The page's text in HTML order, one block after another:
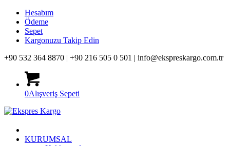
Hesabım
Ödeme
Sepet
Kargonuzu Takip Edin
+90 532 364 8870 | +90 216 505 0 501 | info@ekspreskargo.com.tr
0Alışveriş Sepeti
KURUMSAL